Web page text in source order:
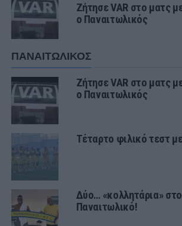
Ζήτησε VAR στο ματς
ο Παναιτωλικός
ΠΑΝΑΙΤΩΛΙΚΟΣ
Ζήτησε VAR στο ματς
ο Παναιτωλικός
Τέταρτο φιλικό τεστ
Δύο… «κολλητάρια»
Παναιτωλικό!